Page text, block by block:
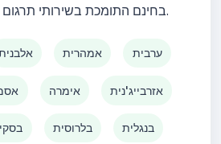
בחינם התומכת בשירותי תרגום ב-130+ זוגות שפות.
אמהרית ערבית
אימרה אזרבייג'נית
בלרוסית בנגלית